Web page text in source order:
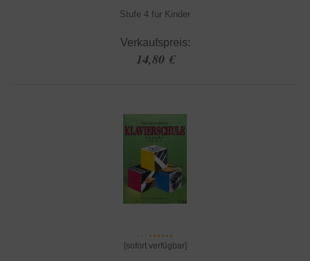
Stufe 4 für Kinder
Verkaufspreis:
14,80 €
[sofort verfügbar]